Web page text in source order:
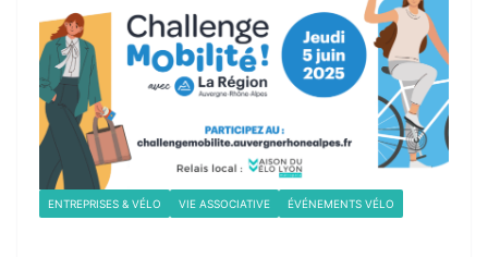
ENTREPRISES & VÉLO VIE ASSOCIATIVE ÉVÉNEMENTS VÉLO